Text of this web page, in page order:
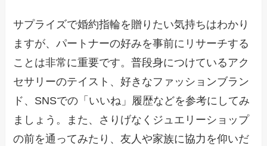
サプライズで婚約指輪を贈りたい気持ちはわかり
ますが、パートナーの好みを事前にリサーチする
ことは非常に重要です。普段身につけているアク
セサリーのテイスト、好きなファッションブラン
ド、SNSでの「いいね」履歴などを参考にしてみ
ましょう。また、さりげなくジュエリーショップ
の前を通ってみたり、友人や家族に協力を仰いだ